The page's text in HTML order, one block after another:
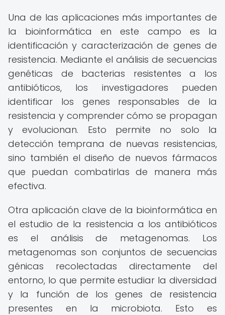
Una de las aplicaciones más importantes de
la bioinformática en este campo es la
identificación y caracterización de genes de
resistencia. Mediante el análisis de secuencias
genéticas de bacterias resistentes a los
antibióticos, los investigadores pueden
identificar los genes responsables de la
resistencia y comprender cómo se propagan
y evolucionan. Esto permite no solo la
detección temprana de nuevas resistencias,
sino también el diseño de nuevos fármacos
que puedan combatirlas de manera más
efectiva.
Otra aplicación clave de la bioinformática en
el estudio de la resistencia a los antibióticos
es el análisis de metagenomas. Los
metagenomas son conjuntos de secuencias
génicas recolectadas directamente del
entorno, lo que permite estudiar la diversidad
y la función de los genes de resistencia
presentes en la microbiota. Esto es